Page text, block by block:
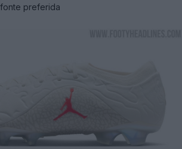
preferida